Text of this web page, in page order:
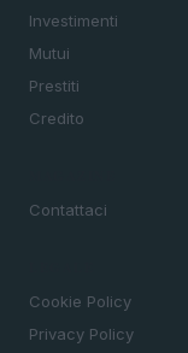
Investimenti
Mutui
Prestiti
Credito
Contattaci
Cookie Policy
Privacy Policy